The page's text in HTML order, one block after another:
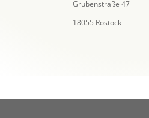
Grubenstraße 47
18055 Rostock